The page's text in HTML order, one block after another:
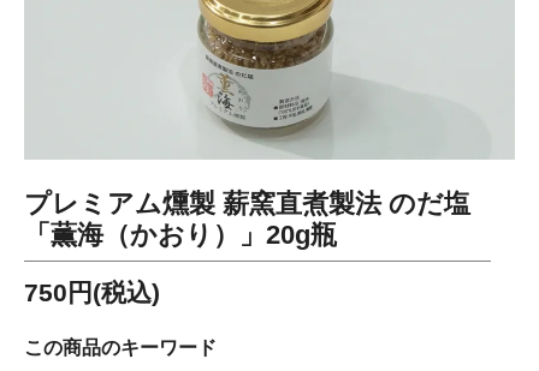
プレミアム燻製 薪窯直煮製法 のだ塩
「薫海（かおり）」20g瓶
750円(税込)
この商品のキーワード